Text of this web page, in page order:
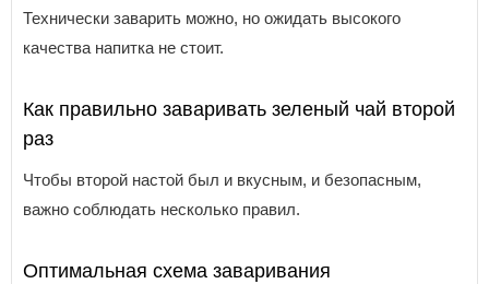
Технически заварить можно, но ожидать высокого
качества напитка не стоит.
Как правильно заваривать зеленый чай второй
раз
Чтобы второй настой был и вкусным, и безопасным,
важно соблюдать несколько правил.
Оптимальная схема заваривания